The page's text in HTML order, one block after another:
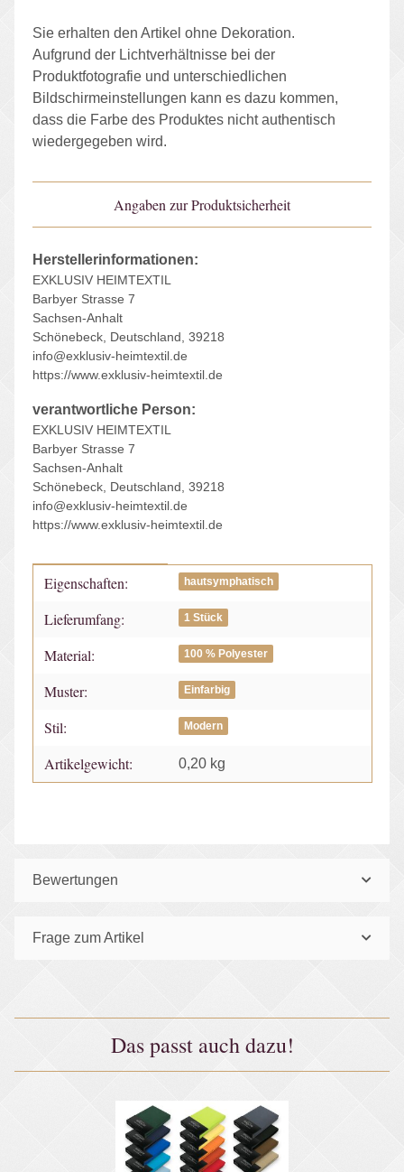
Sie erhalten den Artikel ohne Dekoration.
Aufgrund der Lichtverhältnisse bei der
Produktfotografie und unterschiedlichen
Bildschirmeinstellungen kann es dazu kommen,
dass die Farbe des Produktes nicht authentisch
wiedergegeben wird.
Angaben zur Produktsicherheit
Herstellerinformationen:
EXKLUSIV HEIMTEXTIL
Barbyer Strasse 7
Sachsen-Anhalt
Schönebeck, Deutschland, 39218
info@exklusiv-heimtextil.de
https://www.exklusiv-heimtextil.de
verantwortliche Person:
EXKLUSIV HEIMTEXTIL
Barbyer Strasse 7
Sachsen-Anhalt
Schönebeck, Deutschland, 39218
info@exklusiv-heimtextil.de
https://www.exklusiv-heimtextil.de
Produkteigenschaft
Wert
Eigenschaften: hautsymphatisch
Lieferumfang: 1 Stück
Material: 100 % Polyester
Muster: Einfarbig
Stil: Modern
Artikelgewicht: 0,20 kg
Bewertungen
Frage zum Artikel
Das passt auch dazu!